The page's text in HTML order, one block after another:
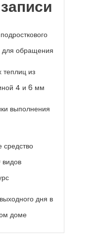
для обращения
теплиц из
4 и 6 мм
выполнения
средство
видов
дня в
доме